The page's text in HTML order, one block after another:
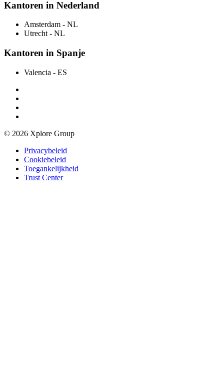
Kantoren in Nederland
Amsterdam - NL
Utrecht - NL
Kantoren in Spanje
Valencia - ES
© 2026 Xplore Group
Privacybeleid
Cookiebeleid
Toegankelijkheid
Trust Center